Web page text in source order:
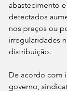
abastecimento
detectados
nos preços ou
irregularidades
distribuição.
De acordo com
governo,